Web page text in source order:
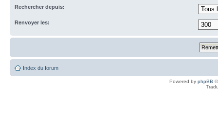
Rechercher depuis:
Renvoyer les:
Index du forum
Powered by phpBB